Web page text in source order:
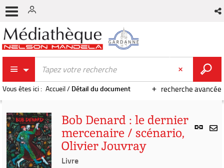
recherche avancée
Vous êtes ici : Accueil/ Détail du document
Lien
Bob Denard : le dernier
mercenaire / scénario,
Olivier Jouvray
Livre